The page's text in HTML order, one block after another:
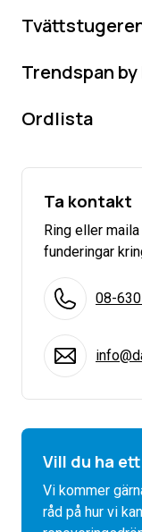
Trendspan by
Ordlista
Ta kontakt
Ring eller
funderingar
08-
Vill du ha
Vi kommer
råd på hur vi